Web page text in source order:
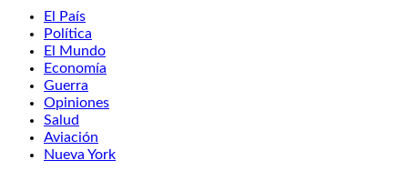
El País
Política
El Mundo
Economía
Guerra
Opiniones
Salud
Aviación
Nueva York